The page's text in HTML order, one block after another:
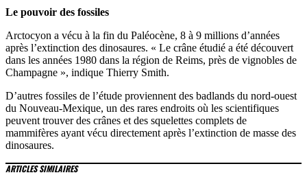
Le pouvoir des fossiles
Arctocyon a vécu à la fin du Paléocène, 8 à 9 millions d’années
après l’extinction des dinosaures. « Le crâne étudié a été découvert
dans les années 1980 dans la région de Reims, près de vignobles de
Champagne », indique Thierry Smith.
D’autres fossiles de l’étude proviennent des badlands du nord-ouest
du Nouveau-Mexique, un des rares endroits où les scientifiques
peuvent trouver des crânes et des squelettes complets de
mammifères ayant vécu directement après l’extinction de masse des
dinosaures.
ARTICLES SIMILAIRES